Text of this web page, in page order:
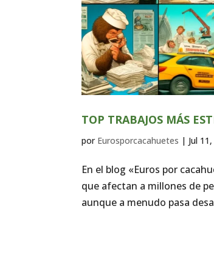
TOP TRABAJOS MÁS
por Eurosporcacahuetes | Jul
En el blog «Euros por
que afectan a millones de
aunque a menudo pasa